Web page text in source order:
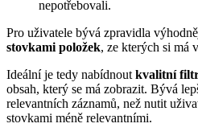
nepotřebovali.
Pro uživatele bývá zpravidla
stovkami položek, ze kterých si má
Ideální je tedy nabídnout kvalitní
obsah, který se má zobrazit. Bývá
relevantních záznamů, než nutit
stovkami méně relevantními.